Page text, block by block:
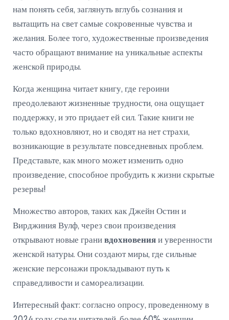
нам понять себя, заглянуть вглубь сознания и
вытащить на свет самые сокровенные чувства и
желания. Более того, художественные произведения
часто обращают внимание на уникальные аспекты
женской природы.
Когда женщина читает книгу, где героини
преодолевают жизненные трудности, она ощущает
поддержку, и это придает ей сил. Такие книги не
только вдохновляют, но и сводят на нет страхи,
возникающие в результате повседневных проблем.
Представьте, как много может изменить одно
произведение, способное пробудить к жизни скрытые
резервы!
Множество авторов, таких как Джейн Остин и
Вирджиния Вулф, через свои произведения
открывают новые грани вдохновения и уверенности
женской натуры. Они создают миры, где сильные
женские персонажи прокладывают путь к
справедливости и самореализации.
Интересный факт: согласно опросу, проведенному в